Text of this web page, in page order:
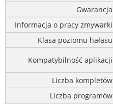
Gwarancja
Informacja o pracy zmywarki
Klasa poziomu hałasu
Kompatybilność aplikacji
Liczba kompletów
Liczba programów